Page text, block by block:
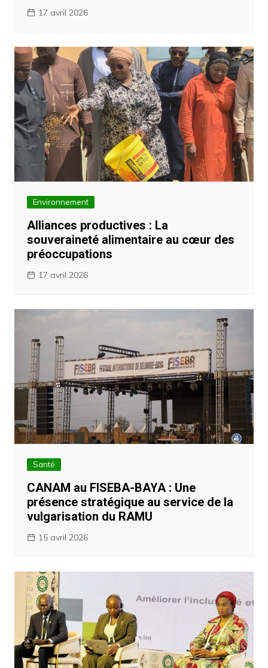
17 avril 2026
Environnement
Alliances productives : La
souveraineté alimentaire au cœur des
préoccupations
17 avril 2026
Santé
CANAM au FISEBA-BAYA : Une
présence stratégique au service de la
vulgarisation du RAMU
15 avril 2026